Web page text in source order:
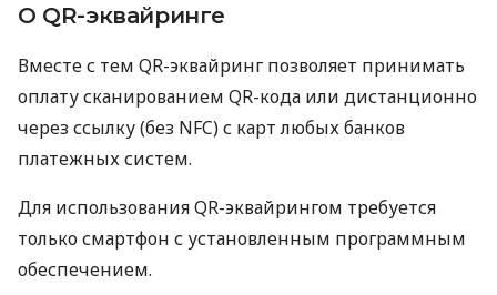
О QR-эквайринге
Вместе с тем QR-эквайринг позволяет принимать
оплату сканированием QR-кода или дистанционно
через ссылку (без NFC) с карт любых банков
платежных систем.
Для использования QR-эквайрингом требуется
только смартфон с установленным программным
обеспечением.